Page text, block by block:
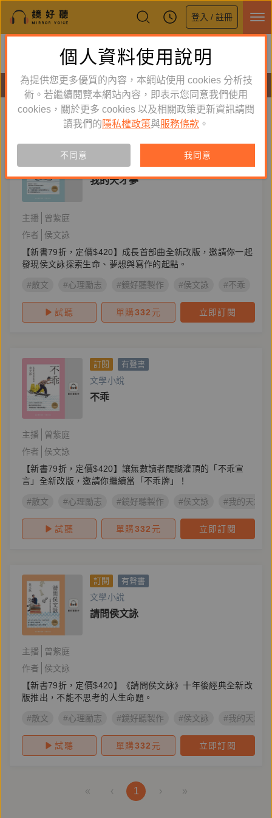
登入 / 註冊
鏡好聽全新APP上線
體驗全面升級，即刻下載
有聲書
變成自己想望的大人 新到舊 舊到新
有聲書
我的天才夢
主播
曾紫庭
作者
侯文詠
【新書79折，定價$420】成長首部曲全新改版，邀請你一起
發現侯文詠探索生命、夢想與寫作的起點。
#散文 #心理勵志 #鏡好聽製作 #侯文詠 #不乖
試聽 單購332 元 立即訂閱
訂閱 有聲書
文學小說
不乖
主播
曾紫庭
作者
侯文詠
【新書79折，定價$420】讓無數讀者醍醐灌頂的「不乖宣
言」全新改版，邀請你繼續當「不乖牌」！
#散文 #心理勵志 #鏡好聽製作 #侯文詠 #我的天才夢
試聽 單購332 元 立即訂閱
訂閱 有聲書
文學小說
請問侯文詠
主播
曾紫庭
作者
侯文詠
【新書79折，定價$420】《請問侯文詠》十年後經典全新改
版推出，不能不思考的人生命題。
#散文 #心理勵志 #鏡好聽製作 #侯文詠 #我的天才夢
試聽 單購332 元 立即訂閱
« ‹ 1 › »
個人資料使用說明
為提供您更多優質的內容，本網站使用 cookies 分析技
術。若繼續閱覽本網站內容，即表示您同意我們使用
cookies，關於更多 cookies 以及相關政策更新資訊請閱
讀我們的 隱私權政策與服務條款 。
不同意 我同意